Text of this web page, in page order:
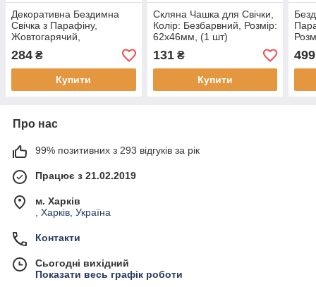
Декоративна Бездимна
Свічка з Парафіну,
Жовтогарячий,
284 ₴
Купити
Скляна Чашка для Свічки,
Колір: Безбарвний, Розмір:
62х46мм, (1 шт)
131₴
Купити
499
Про нас
99% позитивних з 293 відгуків за рік
Працює з 21.02.2019
м. Харків
, Харків, Україна
Контакти
Сьогодні вихідний
Показати весь графік роботи